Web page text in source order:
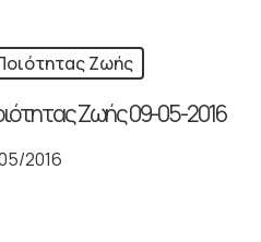
Ζωής
Ζωής 09-05-2016
2016